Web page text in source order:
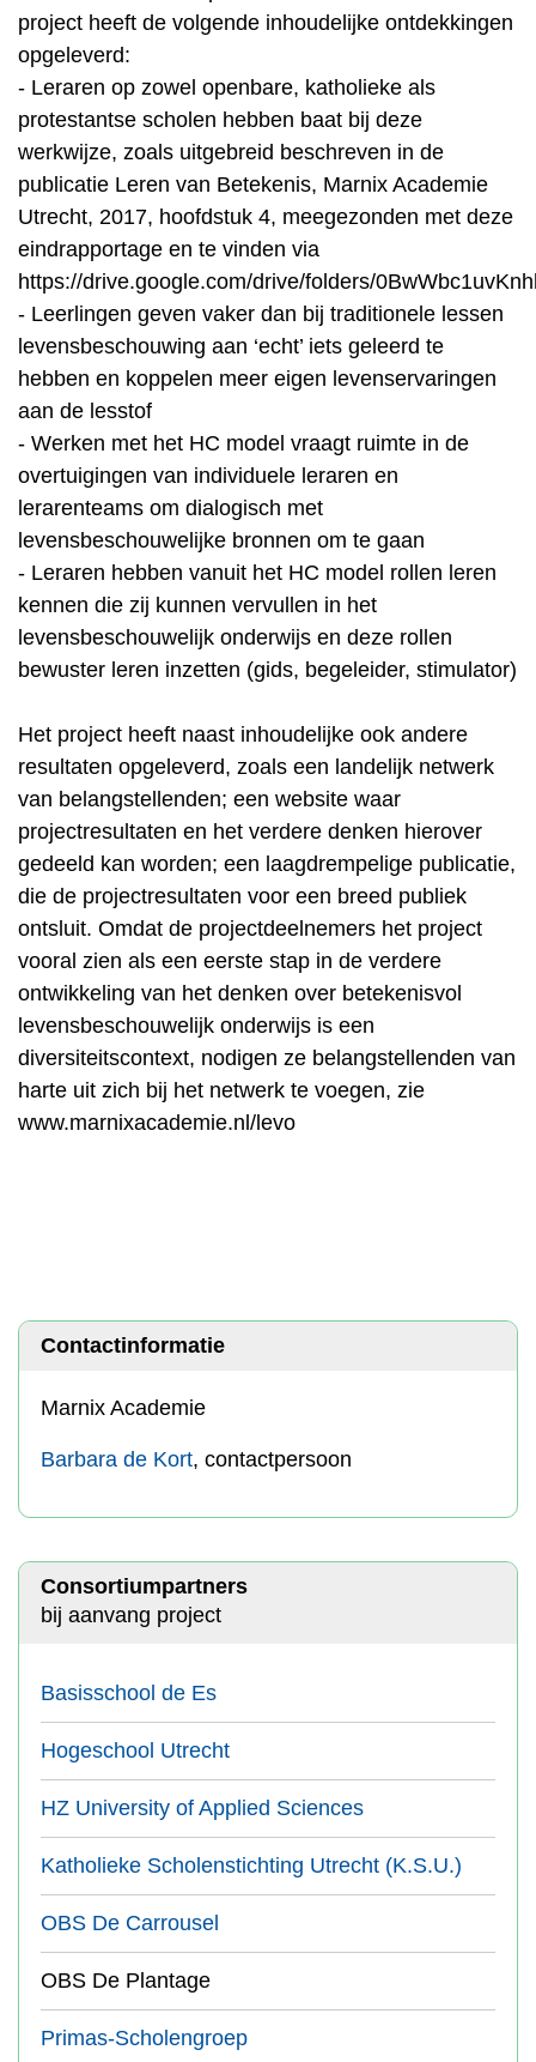
project heeft de volgende inhoudelijke ontdekkingen
opgeleverd:
- Leraren op zowel openbare, katholieke als
protestantse scholen hebben baat bij deze
werkwijze, zoals uitgebreid beschreven in de
publicatie Leren van Betekenis, Marnix Academie
Utrecht, 2017, hoofdstuk 4, meegezonden met deze
eindrapportage en te vinden via
https://drive.google.com/drive/folders/
- Leerlingen geven vaker dan bij traditionele lessen
levensbeschouwing aan ‘echt’ iets geleerd te
hebben en koppelen meer eigen levenservaringen
aan de lesstof
- Werken met het HC model vraagt ruimte in de
overtuigingen van individuele leraren en
lerarenteams om dialogisch met
levensbeschouwelijke bronnen om te gaan
- Leraren hebben vanuit het HC model rollen leren
kennen die zij kunnen vervullen in het
levensbeschouwelijk onderwijs en deze rollen
bewuster leren inzetten (gids, begeleider, stimulator)
Het project heeft naast inhoudelijke ook andere
resultaten opgeleverd, zoals een landelijk netwerk
van belangstellenden; een website waar
projectresultaten en het verdere denken hierover
gedeeld kan worden; een laagdrempelige publicatie,
die de projectresultaten voor een breed publiek
ontsluit. Omdat de projectdeelnemers het project
vooral zien als een eerste stap in de verdere
ontwikkeling van het denken over betekenisvol
levensbeschouwelijk onderwijs is een
diversiteitscontext, nodigen ze belangstellenden van
harte uit zich bij het netwerk te voegen, zie
www.marnixacademie.nl/levo
Contactinformatie
Marnix Academie
Barbara de Kort, contactpersoon
Consortiumpartners
bij aanvang project
Basisschool de Es
Hogeschool Utrecht
HZ University of Applied Sciences
Katholieke Scholenstichting Utrecht (K.S.U.)
OBS De Carrousel
OBS De Plantage
Primas-Scholengroep